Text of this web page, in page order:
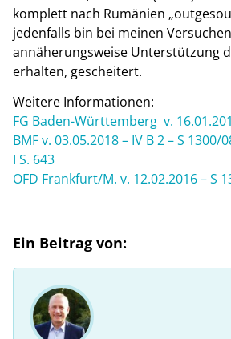
komplett nach Rumänien
jedenfalls bin bei meinen
annäherungsweise Unterstützung
erhalten, gescheitert.
Weitere Informationen:
FG Baden-Württemberg v.
BMFv. 03.05.2018– IV B 2 –S 1300/
I S. 643
OFD Frankfurt/M. v. 12.02.2016–S
Ein Beitrag von: